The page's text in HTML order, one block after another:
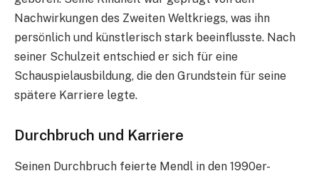
Nachwirkungen des Zweiten Weltkriegs, was ihn
persönlich und künstlerisch stark beeinflusste. Nach
seiner Schulzeit entschied er sich für eine
Schauspielausbildung, die den Grundstein für seine
spätere Karriere legte.
Durchbruch und Karriere
Seinen Durchbruch feierte Mendl in den 1990er-